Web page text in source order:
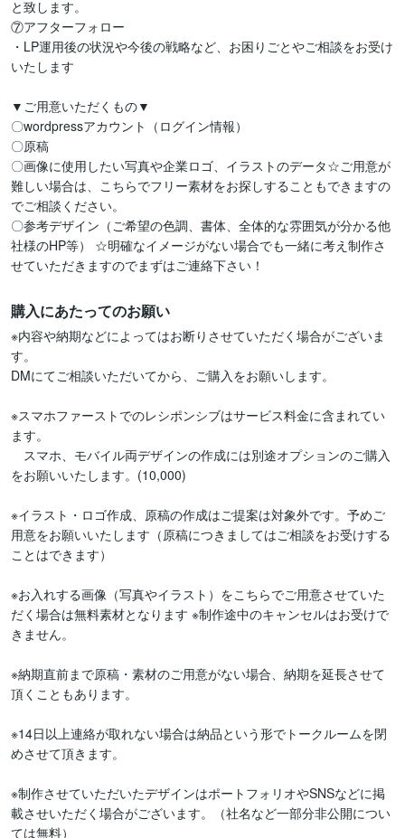
と致します。
⑦アフターフォロー
・LP運用後の状況や今後の戦略など、お困りごとやご相談をお受け
いたします
▼ご用意いただくもの▼
〇wordpressアカウント（ログイン情報）
〇原稿
〇画像に使用したい写真や企業ロゴ、イラストのデータ☆ご用意が
難しい場合は、こちらでフリー素材をお探しすることもできますの
でご相談ください。
〇参考デザイン（ご希望の色調、書体、全体的な雰囲気が分かる他
社様のHP等） ☆明確なイメージがない場合でも一緒に考え制作さ
せていただきますのでまずはご連絡下さい！
購入にあたってのお願い
※内容や納期などによってはお断りさせていただく場合がございま
す。
DMにてご相談いただいてから、ご購入をお願いします。
※スマホファーストでのレシポンシブはサービス料金に含まれてい
ます。
スマホ、モバイル両デザインの作成には別途オプションのご購入
をお願いいたします。(10,000)
※イラスト・ロゴ作成、原稿の作成はご提案は対象外です。予めご
用意をお願いいたします（原稿につきましてはご相談をお受けする
ことはできます）
※お入れする画像（写真やイラスト）をこちらでご用意させていた
だく場合は無料素材となります ※制作途中のキャンセルはお受けで
きません。
※納期直前まで原稿・素材のご用意がない場合、納期を延長させて
頂くこともあります。
※14日以上連絡が取れない場合は納品という形でトークルームを閉
めさせて頂きます。
※制作させていただいたデザインはポートフォリオやSNSなどに掲
載させいただく場合がございます。（社名など一部分非公開につい
ては無料）